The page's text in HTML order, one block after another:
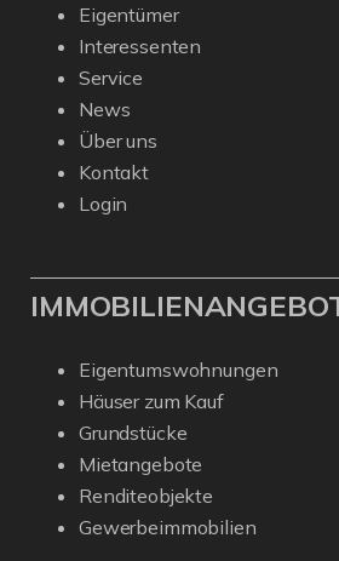
Eigentümer
Interessenten
Service
News
Über uns
Kontakt
Login
Eigentumswohnungen
Häuser zum Kauf
Grundstücke
Mietangebote
Renditeobjekte
Gewerbeimmobilien